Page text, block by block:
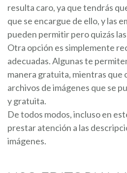
resulta caro, ya que tendrás
que se encargue de ello, y las
pueden permitir pero quizás
Otra opción es simplemente
adecuadas. Algunas te
manera gratuita, mientras que
archivos de imágenes que se
y gratuita.
De todos modos, incluso en
prestar atención a las
imágenes.